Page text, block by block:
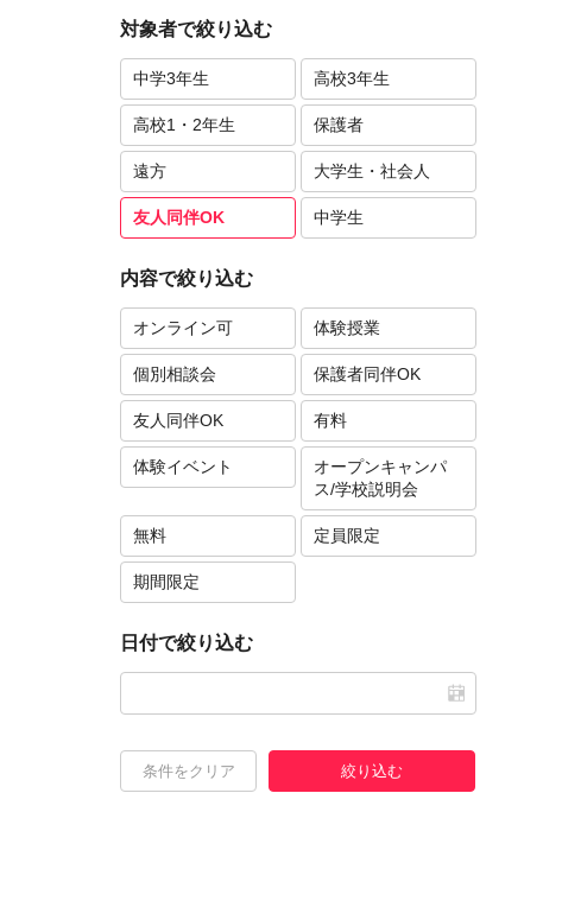
対象者で絞り込む
中学3年生 高校3年生
高校1・2年生 保護者
遠方 大学生・社会人
友人同伴OK 中学生
内容で絞り込む
オンライン可 体験授業
個別相談会 保護者同伴OK
友人同伴OK 有料
体験イベント
オープンキャンパ
ス/学校説明会
無料 定員限定
期間限定
日付で絞り込む
条件をクリア 絞り込む